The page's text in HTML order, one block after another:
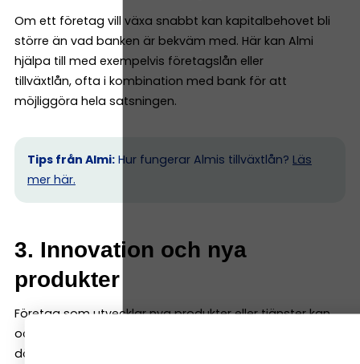
Om ett företag vill växa snabbt kan kapitalbehovet bli
större än vad banken är bekväm med. Här kan Almi
hjälpa till med exempelvis företagslån eller
tillväxtlån, ofta i kombination med bank för att
möjliggöra hela satsningen.
Tips från Almi: Hur fungerar Almis tillväxtlån? Läs
mer här.
3. Innovation och nya
produkter
Företag som utvecklar nya produkter eller tjänster kan
också få finansiering via Almi. Det gäller särskilt projekt
där potentialen finns – men där intäkterna ännu inte är